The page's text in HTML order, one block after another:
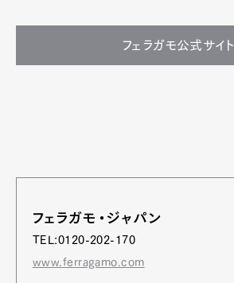
フェラガモ公式サイト
フェラガモ・ジャパン
TEL:0120-202-170
www.ferragamo.com